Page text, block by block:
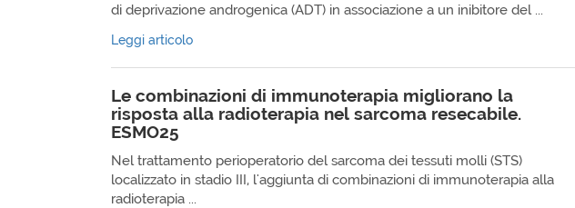
di deprivazione androgenica (ADT) in associazione a un inibitore del ...
Leggi articolo
Le combinazioni di immunoterapia migliorano la
risposta alla radioterapia nel sarcoma resecabile.
ESMO25
Nel trattamento perioperatorio del sarcoma dei tessuti molli (STS)
localizzato in stadio III, l'aggiunta di combinazioni di immunoterapia alla
radioterapia ...